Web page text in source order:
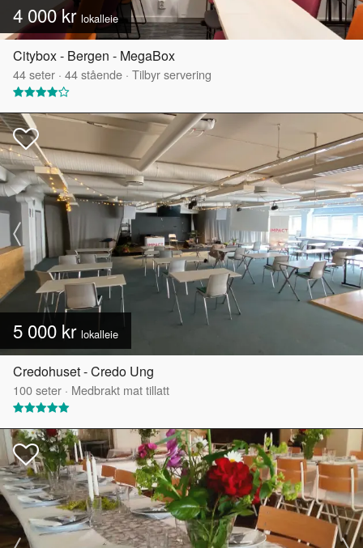
4 000 krlokalleie
Citybox - Bergen - MegaBox
44seter · 44stående · Tilbyr servering
5 000 kr lokalleie
Credohuset - Credo Ung
100seter · Medbrakt mat tillatt